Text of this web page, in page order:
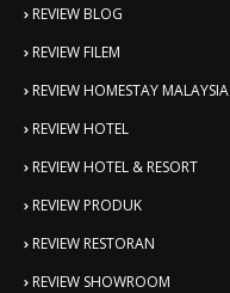
REVIEW BLOG
REVIEW FILEM
REVIEW HOMESTAY MALAYSIA
REVIEW HOTEL
REVIEW HOTEL & RESORT
REVIEW PRODUK
REVIEW RESTORAN
REVIEW SHOWROOM